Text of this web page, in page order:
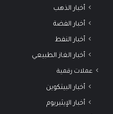
أخبار الذهب
أخبار الفضة
أخبار النفط
أخبار الغاز الطبيعي
عملات رقمية
أخبار البيتكوين
أخبار الإيثيريوم